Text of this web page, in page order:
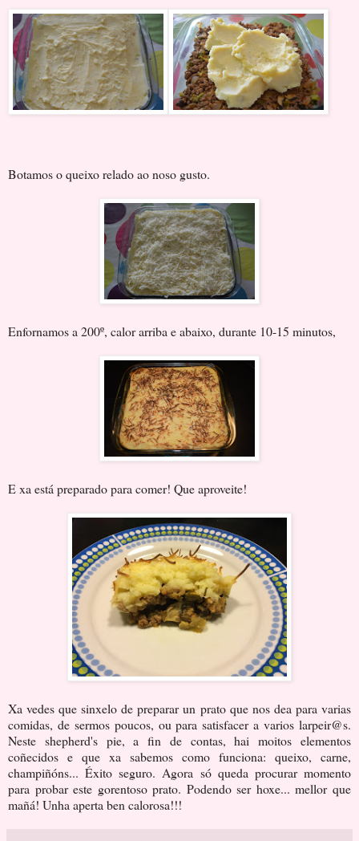
Botamos o queixo relado ao noso gusto.
Enfornamos a 200º, calor arriba e abaixo, durante 10-15 minutos,
E xa está preparado para comer! Que aproveite!
Xa vedes que sinxelo de preparar un prato que nos dea para varias
comidas, de sermos poucos, ou para satisfacer a varios larpeir@s.
Neste shepherd's pie, a fin de contas, hai moitos elementos
coñecidos e que xa sabemos como funciona: queixo, carne,
champiñóns... Éxito seguro. Agora só queda procurar momento
para probar este gorentoso prato. Podendo ser hoxe... mellor que
mañá! Unha aperta ben calorosa!!!